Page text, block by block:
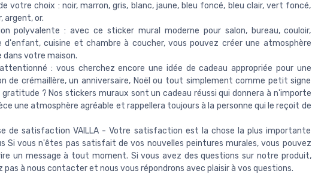
votre choix : noir, marron, gris, blanc, jaune, bleu foncé, bleu clair, vert foncé,
argent, or.
polyvalente : avec ce sticker mural moderne pour salon, bureau, couloir,
d'enfant, cuisine et chambre à coucher, vous pouvez créer une atmosphère
dans votre maison.
: vous cherchez encore une idée de cadeau appropriée pour une
de crémaillère, un anniversaire, Noël ou tout simplement comme petit signe
? Nos stickers muraux sont un cadeau réussi qui donnera à n'importe
une atmosphère agréable et rappellera toujours à la personne qui le reçoit de
de satisfaction VAILLA - Votre satisfaction est la chose la plus importante
Si vous n'êtes pas satisfait de vos nouvelles peintures murales, vous pouvez
un message à tout moment. Si vous avez des questions sur notre produit,
pas à nous contacter et nous vous répondrons avec plaisir à vos questions.